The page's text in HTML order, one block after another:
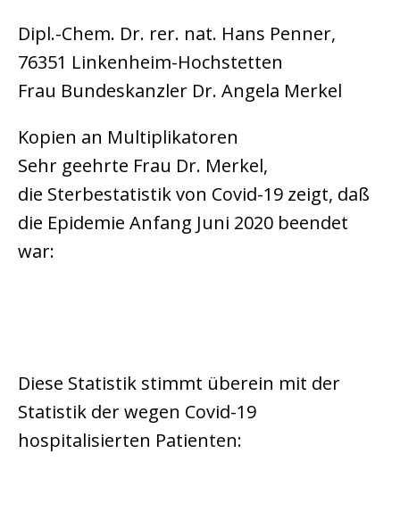
Dipl.-Chem. Dr. rer. nat. Hans Penner,
76351 Linkenheim-Hochstetten
Frau Bundeskanzler Dr. Angela Merkel
Kopien an Multiplikatoren
Sehr geehrte Frau Dr. Merkel,
die Sterbestatistik von Covid-19 zeigt, daß
die Epidemie Anfang Juni 2020 beendet
war:
Diese Statistik stimmt überein mit der
Statistik der wegen Covid-19
hospitalisierten Patienten: